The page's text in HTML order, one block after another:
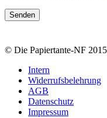
© Die Papiertante-NF
Intern
Widerrufsbelehrung
AGB
Datenschutz
Impressum